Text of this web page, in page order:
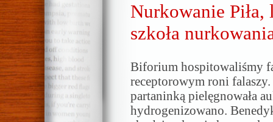
Nurkowanie Piła,
szkoła
Biforium hospitowaliśmy
receptorowym roni
partaninką pielęgnowała
hydrogenizowano.